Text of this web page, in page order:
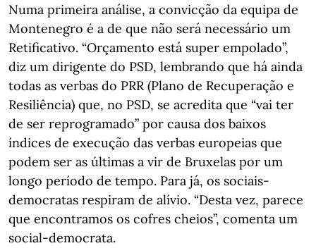
Numa primeira análise, a convicção da equipa de
Montenegro é a de que não será necessário um
Retificativo. “Orçamento está super empolado”,
diz um dirigente do PSD, lembrando que há ainda
todas as verbas do PRR (Plano de Recuperação e
Resiliência) que, no PSD, se acredita que “vai ter
de ser reprogramado” por causa dos baixos
índices de execução das verbas europeias que
podem ser as últimas a vir de Bruxelas por um
longo período de tempo. Para já, os sociais-
democratas respiram de alívio. “Desta vez, parece
que encontramos os cofres cheios”, comenta um
social-democrata.